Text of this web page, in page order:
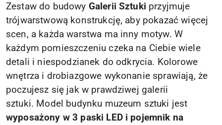
Zestaw do budowy Galerii Sztuki przyjmuje
trójwarstwową konstrukcję, aby pokazać więcej
scen, a każda warstwa ma inny motyw. W
każdym pomieszczeniu czeka na Ciebie wiele
detali i niespodzianek do odkrycia. Kolorowe
wnętrza i drobiazgowe wykonanie sprawiają, że
poczujesz się jak w prawdziwej galerii
sztuki. Model budynku muzeum sztuki jest
wyposażony w 3 paski LED i pojemnik na